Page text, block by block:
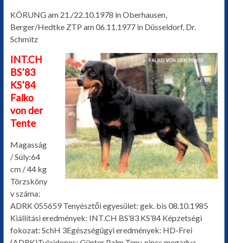
KÖRUNG am 21./22.10.1978 in Oberhausen,
Berger/Hedtke ZTP am 06.11.1977 in Düsseldorf, Dr.
Schmitz
INT.CH
BS’83
KS’84
Falko
von der
Tente
Magasság
/ Súly:64
cm / 44 kg
Törzsköny
v száma:
ADRK 055659 Tenyésztői egyesület: gek. bis 08.10.1985
Kiállítási eredmények: INT.CH BS’83 KS’84 Képzetségi
fokozat: SchH 3Egészségügyi eredmények: HD-Frei